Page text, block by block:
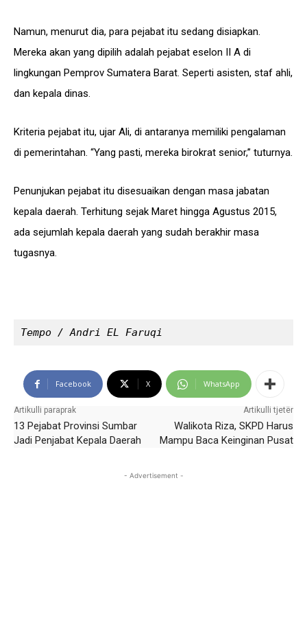
Namun, menurut dia, para pejabat itu sedang disiapkan.
Mereka akan yang dipilih adalah pejabat eselon II A di
lingkungan Pemprov Sumatera Barat. Seperti asisten, staf ahli,
dan kepala dinas.
Kriteria pejabat itu, ujar Ali, di antaranya memiliki pengalaman
di pemerintahan. “Yang pasti, mereka birokrat senior,” tuturnya.
Penunjukan pejabat itu disesuaikan dengan masa jabatan
kepala daerah. Terhitung sejak Maret hingga Agustus 2015,
ada sejumlah kepala daerah yang sudah berakhir masa
tugasnya.
Tempo / Andri EL Faruqi
Facebook X WhatsApp
Artikulli paraprak
13 Pejabat Provinsi Sumbar
Jadi Penjabat Kepala Daerah
Artikulli tjetër
Walikota Riza, SKPD Harus
Mampu Baca Keinginan Pusat
- Advertisement -